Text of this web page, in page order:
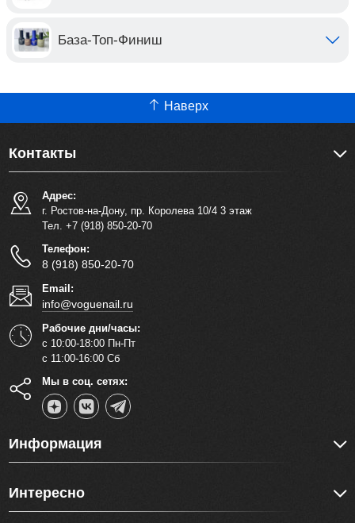
База-Топ-Финиш
Наверх
Контакты
Адрес:
г. Ростов-на-Дону, пр. Королева 10/4 3 этаж
Тел. +7 (918) 850-20-70
Телефон:
8 (918) 850-20-70
Email:
info@voguenail.ru
Рабочие дни/часы:
с 10:00-18:00 Пн-Пт
с 11:00-16:00 Сб
Мы в соц. сетях:
Информация
Интересно